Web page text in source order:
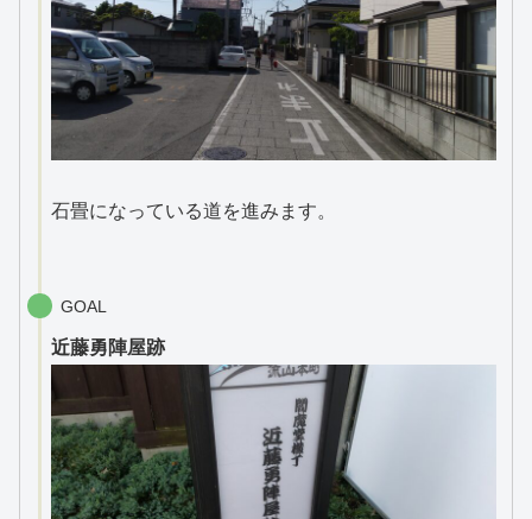
石畳になっている道を進みます。
GOAL
近藤勇陣屋跡